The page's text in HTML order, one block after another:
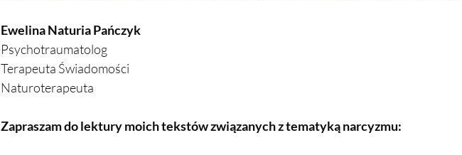
Ewelina Naturia Pańczyk
Psychotraumatolog
Terapeuta Świadomości
Naturoterapeuta
Zapraszam do lektury moich tekstów związanych z tematyką narcyzmu: